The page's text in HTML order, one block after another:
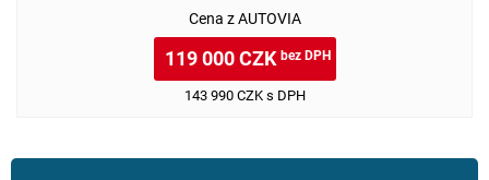
Cena z AUTOVIA
119 000 CZKbez DPH
143 990 CZK s DPH